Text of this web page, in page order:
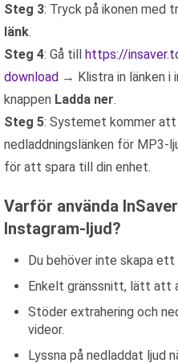
Steg 3: Tryck på ikonen med
länk.
Steg 4: Gå till https://
download → Klistra in länken i
knappen Ladda ner.
Steg 5: Systemet kommer
nedladdningslänken för MP3-
för att spara till din enhet.
Varför använda
Instagram-ljud?
Du behöver inte skapa ett
Enkelt gränssnitt, lätt att
Stöder extrahering och
videor.
Lyssna på nedladdat ljud